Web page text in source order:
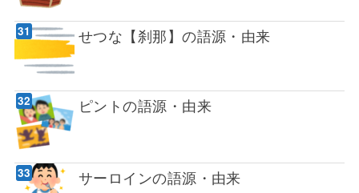
せつな【刹那】の語源・由来
ピントの語源・由来
サーロインの語源・由来